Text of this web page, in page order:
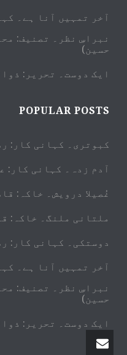
آخر تمہیں آنا ہے۔
نبراسِ نظر۔ تصنیف:
حسین)
ایک دوست۔ تحریر:
POPULAR POSTS
کبوتری۔ کہانی کار:
آدم زدہ۔ کہانی کار:
غُصیلا درویش۔ خاکہ:
ملتانی ملنگ۔ خاکہ:
دوستکی۔ کہانی کار:
آخر تمہیں آنا ہے۔
نبراسِ نظر۔ تصنیف:
حسین)
ایک دوست۔ تحریر: